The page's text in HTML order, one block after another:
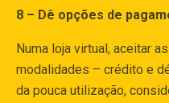
8 – Dê opções de
Numa loja virtual, aceitar
modalidades – crédito e
da pouca utilização,